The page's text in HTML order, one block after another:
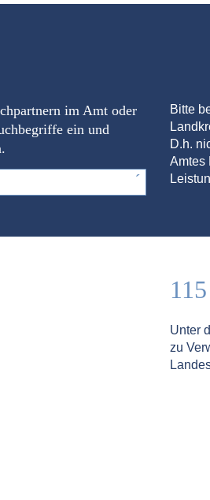
im Amt oder
ein und
Bitte
D.h.
Amtes
Unter
zu